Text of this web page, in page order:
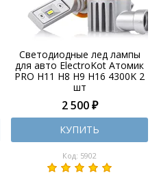
Светодиодные лед лампы
для авто ElectroKot Атомик
PRO H11 H8 H9 H16 4300K 2
шт
2 500 ₽
КУПИТЬ
Код: 5902